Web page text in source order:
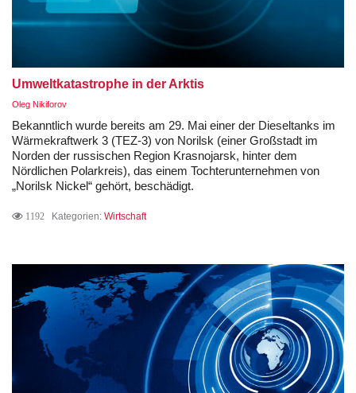
Umweltkatastrophe in der Arktis
Oleg Nikiforov
Bekanntlich wurde bereits am 29. Mai einer der Dieseltanks im
Wärmekraftwerk 3 (TEZ-3) von Norilsk (einer Großstadt im
Norden der russischen Region Krasnojarsk, hinter dem
Nördlichen Polarkreis), das einem Tochterunternehmen von
„Norilsk Nickel“ gehört, beschädigt.
1192 Kategorien: Wirtschaft